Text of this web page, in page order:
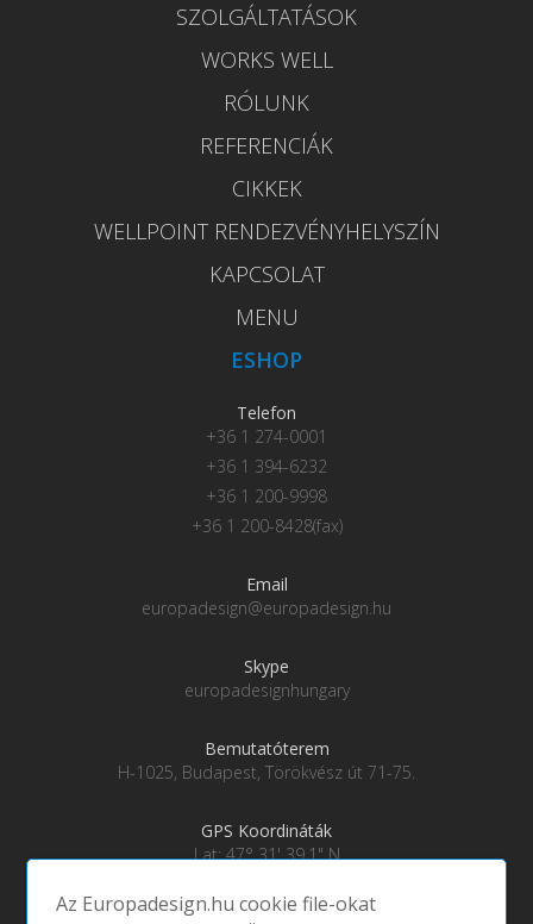
SZOLGÁLTATÁSOK
WORKS WELL
RÓLUNK
REFERENCIÁK
CIKKEK
WELLPOINT RENDEZVÉNYHELYSZÍN
KAPCSOLAT
MENU
ESHOP
Telefon
+36 1 274-0001
+36 1 394-6232
+36 1 200-9998
+36 1 200-8428(fax)
Email
europadesign@europadesign.hu
Skype
europadesignhungary
Bemutatóterem
H-1025, Budapest, Törökvész út 71-75.
GPS Koordináták
Lat: 47° 31' 39.1" N
Az Europadesign.hu cookie file-okat